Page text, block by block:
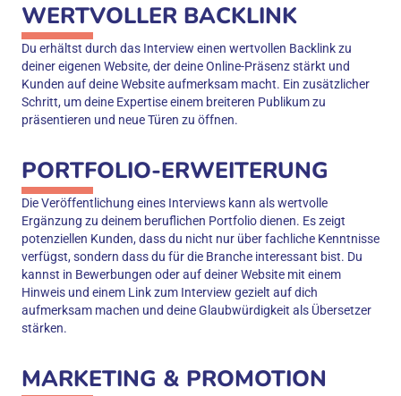
WERTVOLLER BACKLINK
Du erhältst durch das Interview einen wertvollen Backlink zu
deiner eigenen Website, der deine Online-Präsenz stärkt und
Kunden auf deine Website aufmerksam macht. Ein zusätzlicher
Schritt, um deine Expertise einem breiteren Publikum zu
präsentieren und neue Türen zu öffnen.
PORTFOLIO-ERWEITERUNG
Die Veröffentlichung eines Interviews kann als wertvolle
Ergänzung zu deinem beruflichen Portfolio dienen. Es zeigt
potenziellen Kunden, dass du nicht nur über fachliche Kenntnisse
verfügst, sondern dass du für die Branche interessant bist. Du
kannst in Bewerbungen oder auf deiner Website mit einem
Hinweis und einem Link zum Interview gezielt auf dich
aufmerksam machen und deine Glaubwürdigkeit als Übersetzer
stärken.
MARKETING & PROMOTION